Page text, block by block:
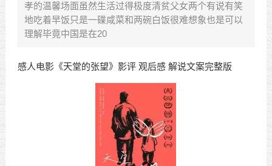
孝的温馨场面虽然生活过得极度清贫父女两个有说有笑
地吃着早饭只是一碟咸菜和两碗白饭很难想象也是可以
理解毕竟中国是在20
感人电影《天堂的张望》影评 观后感 解说文案完整版